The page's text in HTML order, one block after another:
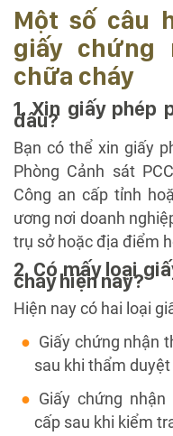
Một số câu
giấy chứng
chữa cháy
1. Xin giấy phép
đâu?
Bạn có thể xin giấy
Phòng Cảnh sát
Công an cấp tỉnh
ương nơi doanh
trụ sở hoặc địa điểm
2. Có mấy loại
cháy hiện nay?
Hiện nay có hai loại
Giấy chứng nhận
sau khi thẩm
Giấy chứng
cấp sau khi kiểm